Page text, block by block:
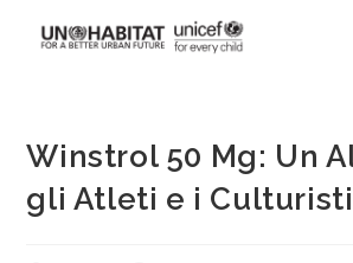
Winstrol 50 Mg: Un
gli Atleti e i Culturisti